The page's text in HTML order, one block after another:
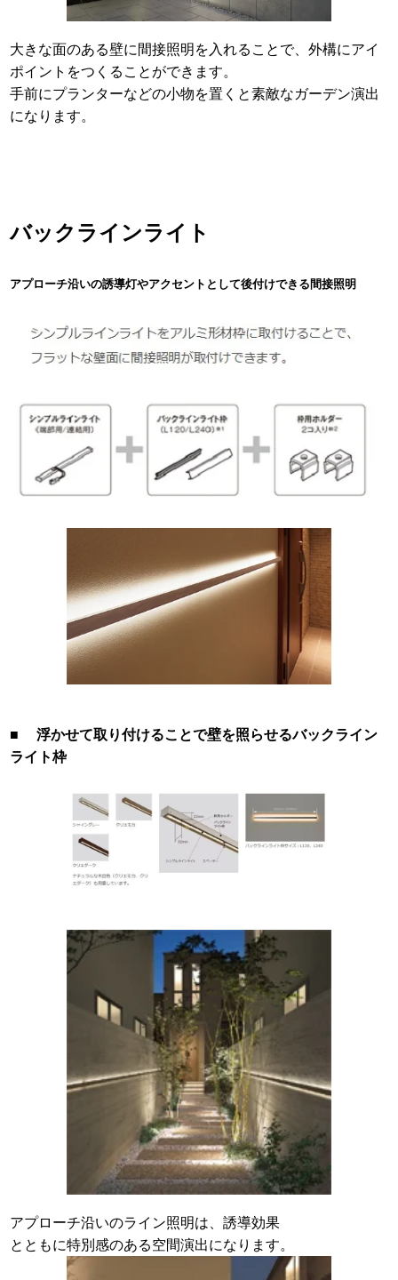
大きな面のある壁に間接照明を入れることで、外構にアイ
ポイントをつくることができます。
手前にプランターなどの小物を置くと素敵なガーデン演出
になります。
バックラインライト
アプローチ沿いの誘導灯やアクセントとして後付けできる間接照明
■ 浮かせて取り付けることで壁を照らせるバックライン
ライト枠
アプローチ沿いのライン照明は、誘導効果
とともに特別感のある空間演出になります。